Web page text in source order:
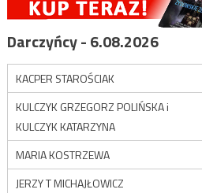
Darczyńcy - 6.08.2026
KACPER STAROŚCIAK
KULCZYK GRZEGORZ POLIŃSKA i
KULCZYK KATARZYNA
MARIA KOSTRZEWA
JERZY T MICHAJŁOWICZ